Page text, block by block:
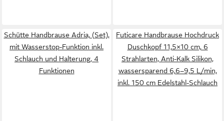
Schütte Handbrause Adria, (Set),
mit Wasserstop-Funktion inkl.
Schlauch und Halterung, 4
Funktionen
Futicare Handbrause Hochdruck
Duschkopf 11,5×10 cm, 6
Strahlarten, Anti-Kalk Silikon,
wassersparend 6,6–9,5 L/min,
inkl. 150 cm Edelstahl-Schlauch